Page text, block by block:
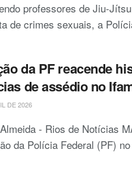
professores de Jiu-
de crimes sexuais, a
da PF reacende
de assédio no
DE 2026
- Rios de Notícias
da Polícia Federal (PF)